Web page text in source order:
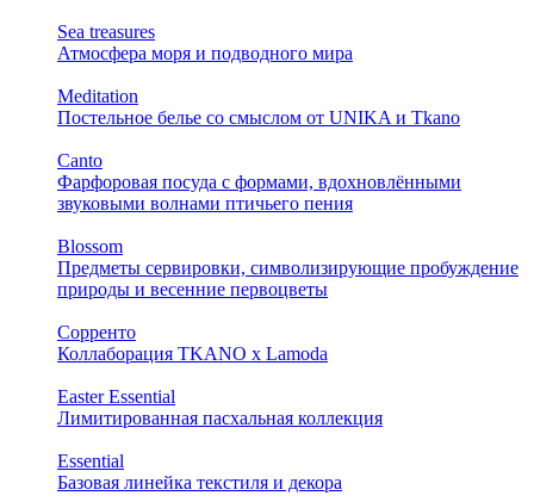
Sea treasures
Атмосфера моря и подводного мира
Meditation
Постельное белье со смыслом от UNIKA и Tkano
Canto
Фарфоровая посуда с формами, вдохновлёнными
звуковыми волнами птичьего пения
Blossom
Предметы сервировки, символизирующие пробуждение
природы и весенние первоцветы
Сорренто
Коллаборация TKANO х Lamoda
Easter Essential
Лимитированная пасхальная коллекция
Essential
Базовая линейка текстиля и декора